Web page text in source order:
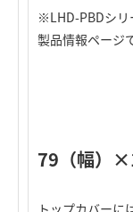
※LHD-PBDシリ
製品情報ページ
79（幅）
トップカバーに